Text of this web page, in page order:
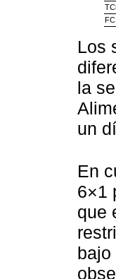
FC
Los
la
un
En
6×1
que
bajo